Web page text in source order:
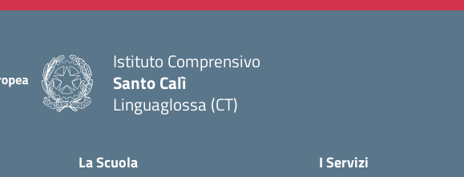
Istituto Comprensivo
Santo Calì
Linguaglossa (CT)
La Scuola I Servizi